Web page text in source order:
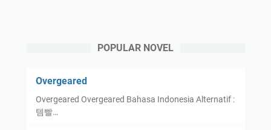
POPULAR NOVEL
Overgeared
Overgeared Overgeared Bahasa Indonesia Alternatif :
템빨…